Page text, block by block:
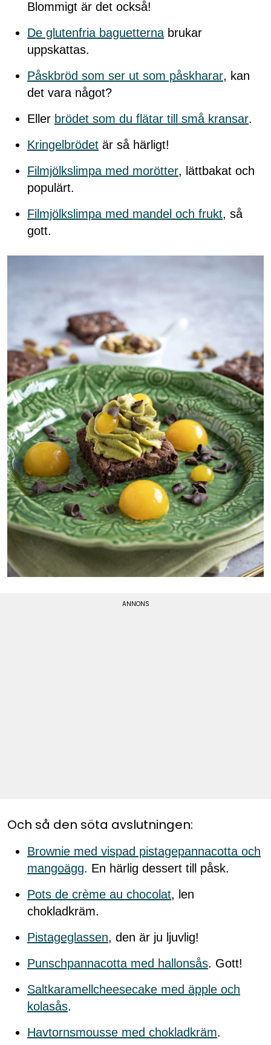
Blommigt är det också!
De glutenfria baguetterna brukar
uppskattas.
Påskbröd som ser ut som påskharar, kan
det vara något?
Eller brödet som du flätar till små kransar.
Kringelbrödet är så härligt!
Filmjölkslimpa med morötter, lättbakat och
populärt.
Filmjölkslimpa med mandel och frukt, så
gott.
Och så den söta avslutningen:
Brownie med vispad pistagepannacotta och
mangoägg. En härlig dessert till påsk.
Pots de crème au chocolat, len
chokladkräm.
Pistageglassen, den är ju ljuvlig!
Punschpannacotta med hallonsås. Gott!
Saltkaramellcheesecake med äpple och
kolasås.
Havtornsmousse med chokladkräm.